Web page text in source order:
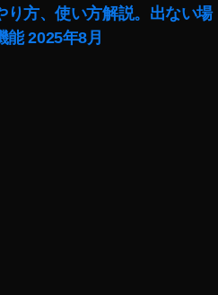
り方、使い方解説。出ない場
2025年8月